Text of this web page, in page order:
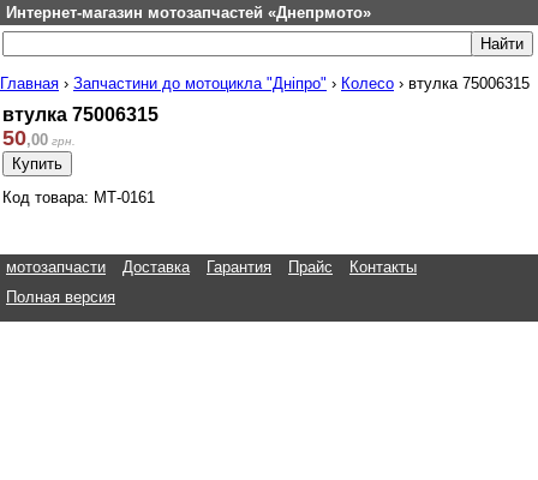
Интернет-магазин мотозапчастей «Днепрмото»
Главная › Запчастини до мотоцикла "Дніпро" › Колесо › втулка 75006315
втулка 75006315
50,00 грн.
Код товара: МТ-0161
мотозапчасти Доставка Гарантия Прайс
Контакты
Полная версия